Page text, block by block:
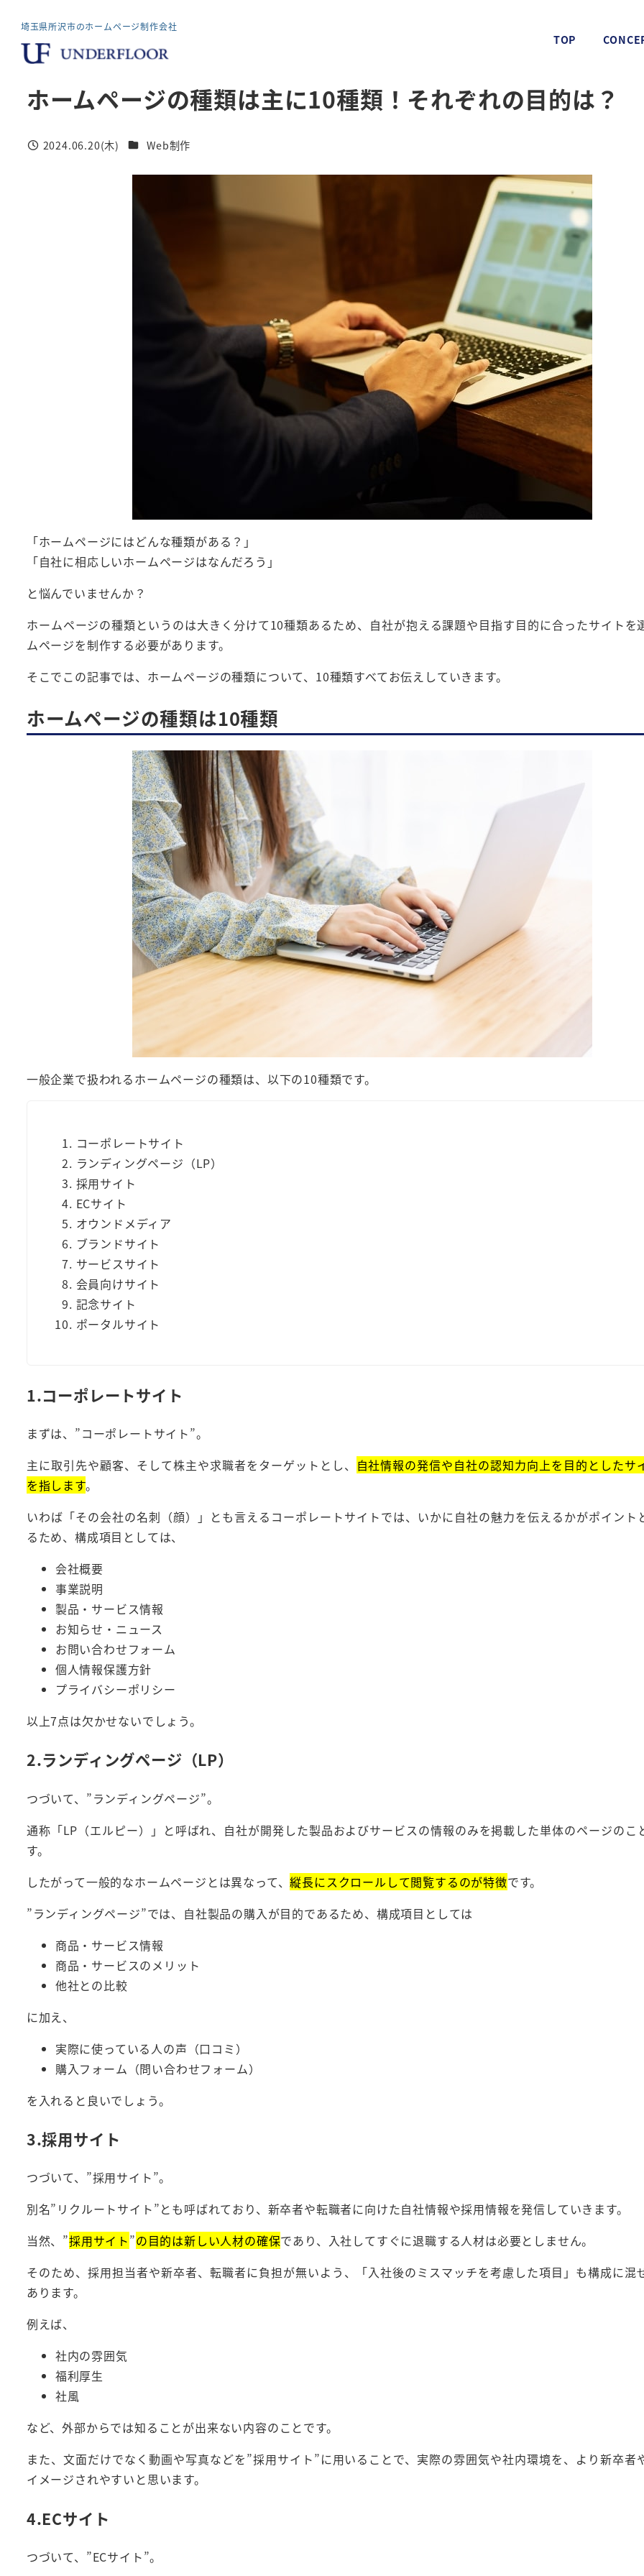
埼玉県所沢市のホームページ制作会社
TOP
ホームページの種類は主に10種類！それぞれの目的は？
投稿日
2024.06.20(木) カテゴリー
Web制作
「ホームページにはどんな種類がある？」
「自社に相応しいホームページはなんだろう」
と悩んでいませんか？
ホームページの種類というのは大きく分けて10種類あるため、自社が抱える課題や目指す目的に合ったサイトを
ムページを制作する必要があります。
そこでこの記事では、ホームページの種類について、10種類すべてお伝えしていきます。
ホームページの種類は10種類
一般企業で扱われるホームページの種類は、以下の10種類です。
コーポレートサイト
ランディングページ（LP）
採用サイト
ECサイト
オウンドメディア
ブランドサイト
サービスサイト
会員向けサイト
記念サイト
ポータルサイト
1.コーポレートサイト
まずは、”コーポレートサイト”。
主に取引先や顧客、そして株主や求職者をターゲットとし、 自社情報の発信や自社の認知力向上を目的としたサ
を指します。
いわば「その会社の名刺（顔）」とも言えるコーポレートサイトでは、いかに自社の魅力を伝えるかがポイント
るため、構成項目としては、
会社概要
事業説明
製品・サービス情報
お知らせ・ニュース
お問い合わせフォーム
個人情報保護方針
プライバシーポリシー
以上7点は欠かせないでしょう。
2.ランディングページ（LP）
つづいて、”ランディングページ”。
通称「LP（エルピー）」と呼ばれ、自社が開発した製品およびサービスの情報のみを掲載した単体のページのこ
す。
したがって一般的なホームページとは異なって、縦長にスクロールして閲覧するのが特徴です。
”ランディングページ”では、自社製品の購入が目的であるため、構成項目としては
商品・サービス情報
商品・サービスのメリット
他社との比較
に加え、
実際に使っている人の声（口コミ）
購入フォーム（問い合わせフォーム）
を入れると良いでしょう。
3.採用サイト
つづいて、”採用サイト”。
別名”リクルートサイト”とも呼ばれており、新卒者や転職者に向けた自社情報や採用情報を発信していきます。
当然、”採用サイト”の目的は新しい人材の確保であり、入社してすぐに退職する人材は必要としません。
そのため、採用担当者や新卒者、転職者に負担が無いよう、「入社後のミスマッチを考慮した項目」も構成に混
あります。
例えば、
社内の雰囲気
福利厚生
社風
など、外部からでは知ることが出来ない内容のことです。
また、文面だけでなく動画や写真などを”採用サイト”に用いることで、実際の雰囲気や社内環境を、より新卒者
イメージされやすいと思います。
4.ECサイト
つづいて、”ECサイト”。